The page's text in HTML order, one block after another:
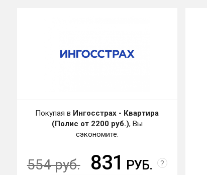
Покупая в Ингосстрах - Квартира
(Полис от 2200 руб.), Вы
сэкономите:
554 руб. 831 РУБ. ?